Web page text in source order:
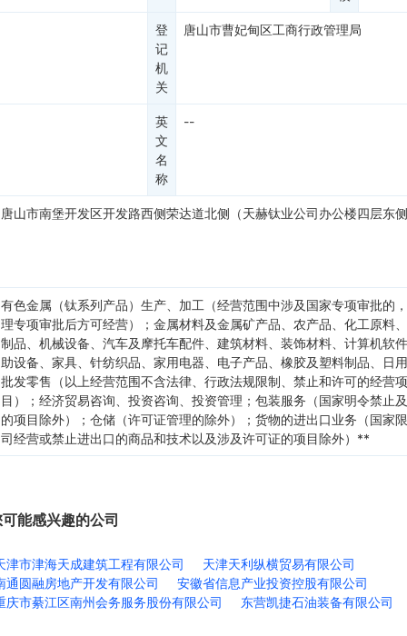
登
记
机
关
唐山市曹妃甸区工商行政管理局
英
文
名
称
--
唐山市南堡开发区开发路西侧荣达道北侧（天赫钛业公司办公楼四层东
有色金属（钛系列产品）生产、加工（经营范围中涉及国家专项审批的
理专项审批后方可经营）；金属材料及金属矿产品、农产品、化工原料
制品、机械设备、汽车及摩托车配件、建筑材料、装饰材料、计算机软
助设备、家具、针纺织品、家用电器、电子产品、橡胶及塑料制品、日
批发零售（以上经营范围不含法律、行政法规限制、禁止和许可的经营项
目）；经济贸易咨询、投资咨询、投资管理；包装服务（国家明令禁止
的项目除外）；仓储（许可证管理的除外）；货物的进出口业务（国家
司经营或禁止进出口的商品和技术以及涉及许可证的项目除外）**
能感兴趣的公司
津市津海天成建筑工程有限公司
天津天利纵横贸易有限公司
通圆融房地产开发有限公司
安徽省信息产业投资控股有限公司
庆市綦江区南州会务服务股份有限公司
东营凯捷石油装备有限公司